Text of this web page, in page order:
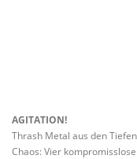
AGITATION!
Thrash Metal aus den
Chaos: Vier